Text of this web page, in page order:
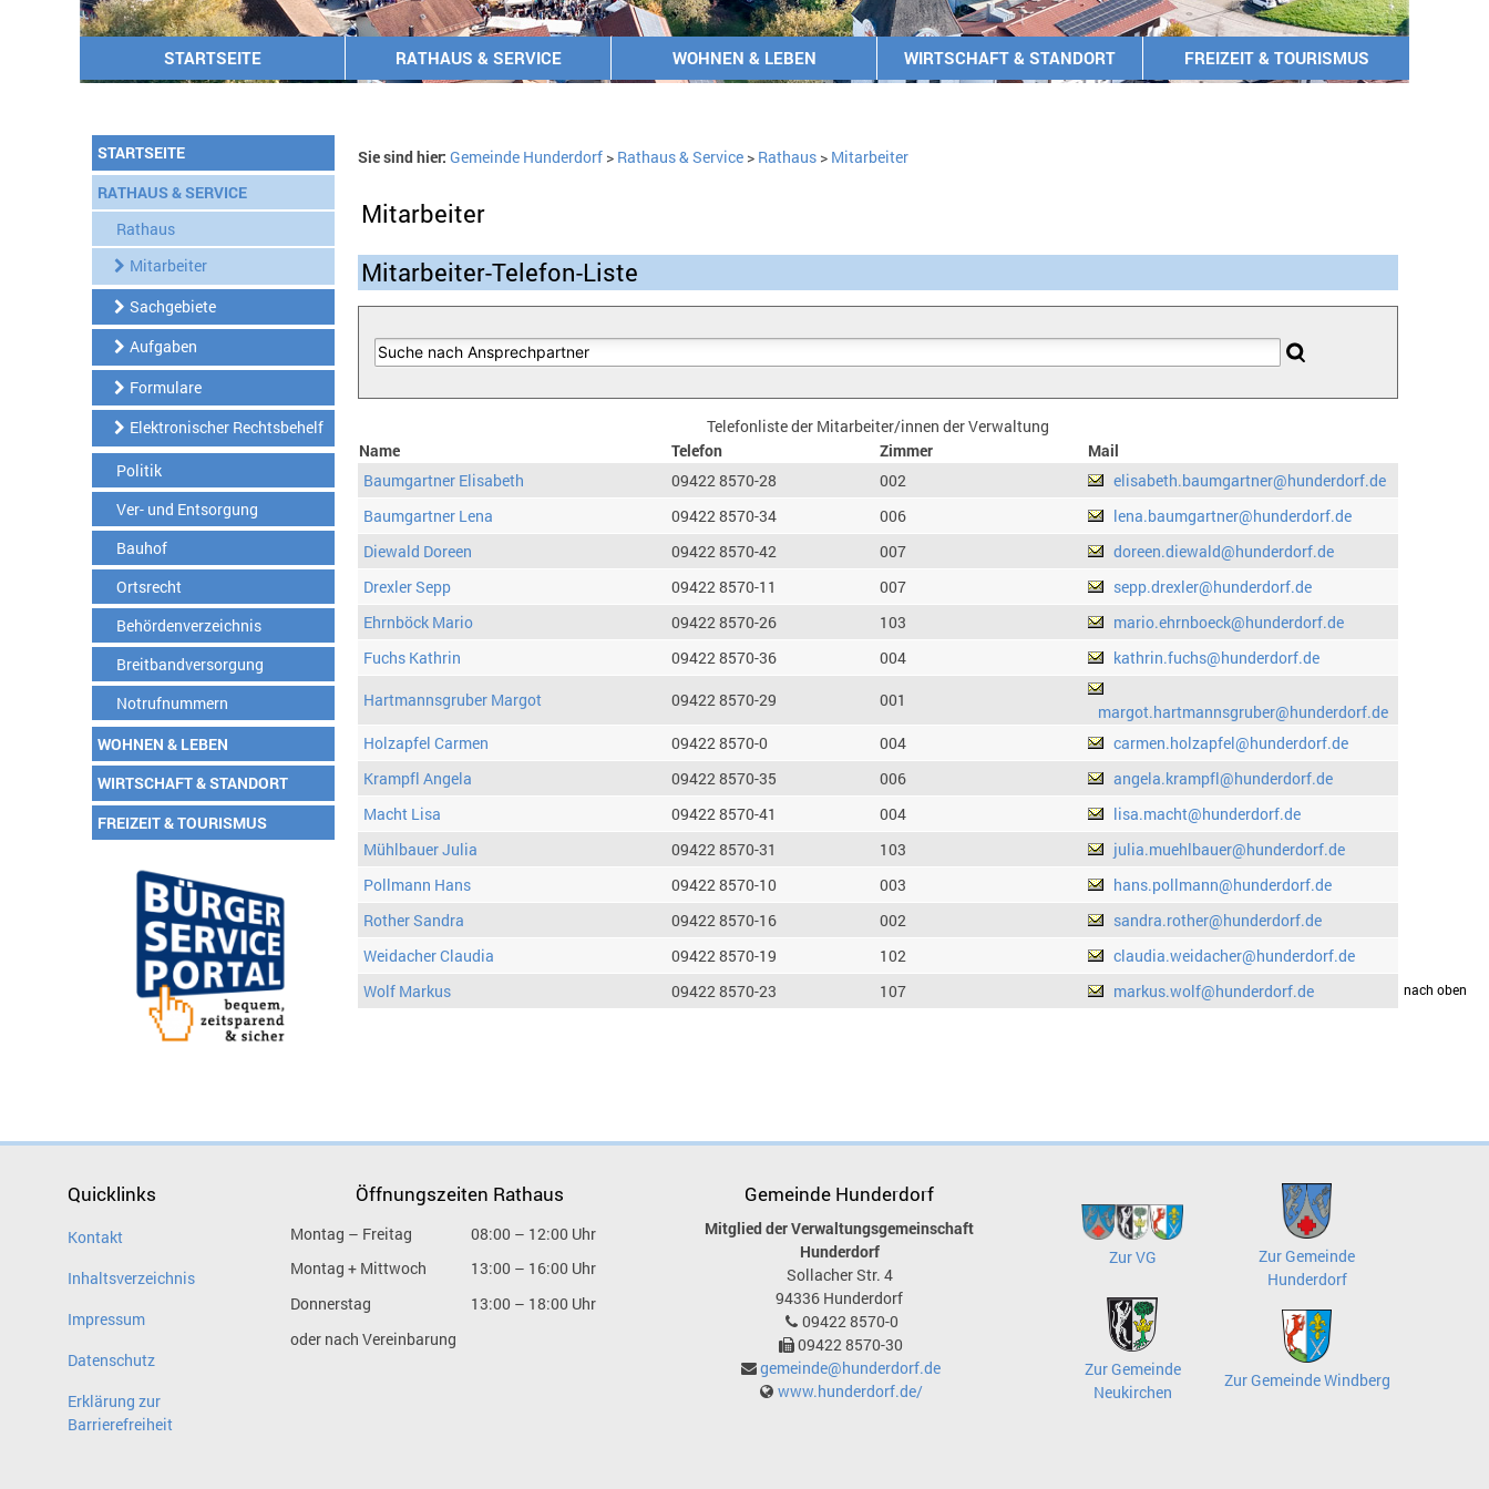
STARTSEITE RATHAUS & SERVICE WOHNEN & LEBEN WIRTSCHAFT & STANDORT FREIZEIT & TOURISMUS
STARTSEITE
RATHAUS & SERVICE
Rathaus
Mitarbeiter
Sachgebiete
Aufgaben
Formulare
Elektronischer Rechtsbehelf
Politik
Ver- und Entsorgung
Bauhof
Ortsrecht
Behördenverzeichnis
Breitbandversorgung
Notrufnummern
WOHNEN & LEBEN
WIRTSCHAFT & STANDORT
FREIZEIT & TOURISMUS
Sie sind hier: Gemeinde Hunderdorf> Rathaus & Service> Rathaus> Mitarbeiter
Mitarbeiter
Mitarbeiter-Telefon-Liste
Telefonliste der Mitarbeiter/innen der Verwaltung
Name
Telefon Zimmer
Mail
Baumgartner Elisabeth
09422 8570-28 002
elisabeth.baumgartner@hunderdorf.de
Baumgartner Lena
09422 8570-34 006
lena.baumgartner@hunderdorf.de
Diewald Doreen
09422 8570-42 007
doreen.diewald@hunderdorf.de
Drexler Sepp
09422 8570-11 007
sepp.drexler@hunderdorf.de
Ehrnböck Mario
09422 8570-26 103
mario.ehrnboeck@hunderdorf.de
Fuchs Kathrin
09422 8570-36 004
kathrin.fuchs@hunderdorf.de
Hartmannsgruber Margot
09422 8570-29 001
margot.hartmannsgruber@hunderdorf.de
Holzapfel Carmen
09422 8570-0 004
carmen.holzapfel@hunderdorf.de
Krampfl Angela
09422 8570-35 006
angela.krampfl@hunderdorf.de
Macht Lisa
09422 8570-41 004
lisa.macht@hunderdorf.de
Mühlbauer Julia
09422 8570-31 103
julia.muehlbauer@hunderdorf.de
Pollmann Hans
09422 8570-10 003
hans.pollmann@hunderdorf.de
Rother Sandra
09422 8570-16 002
sandra.rother@hunderdorf.de
Weidacher Claudia
09422 8570-19 102
claudia.weidacher@hunderdorf.de
Wolf Markus
09422 8570-23 107 markus.wolf@hunderdorf.dedrucken nach oben
Quicklinks
Kontakt
Inhaltsverzeichnis
Impressum
Datenschutz
Erklärung zur
Barrierefreiheit
Öffnungszeiten Rathaus
Montag – Freitag
08:00 – 12:00 Uhr
Montag + Mittwoch
13:00 – 16:00 Uhr
Donnerstag
13:00 – 18:00 Uhr
oder nach Vereinbarung
Gemeinde Hunderdorf
Mitglied der Verwaltungsgemeinschaft
Hunderdorf
Sollacher Str. 4
94336 Hunderdorf
09422 8570-0
09422 8570-30
gemeinde@hunderdorf.de
www.hunderdorf.de/
Zur VG
Zur Gemeinde
Hunderdorf
Zur Gemeinde
Neukirchen
Zur Gemeinde Windberg